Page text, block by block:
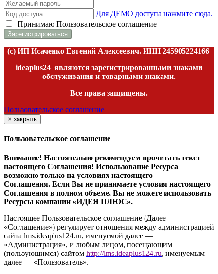
Для ДЕМО доступа нажмите сюда.
Принимаю Пользовательское соглашение
(c) ИП Исаченко Евгений Алексеевич. ИНН245905224166
ideaplus24 являются зарегистрированными знаками
обслуживания и товарными знаками.
Все права защищены.
Пользовательское соглашение
× закрыть
Пользовательское соглашение
Внимание! Настоятельно рекомендуем прочитать текст
настоящего Соглашения! Использование Ресурса
возможно только на условиях настоящего
Соглашения. Если Вы не принимаете условия настоящего
Соглашения в полном объеме, Вы не можете использовать
Ресурсы компании «ИДЕЯ ПЛЮС».
Настоящее Пользовательское соглашение (Далее –
«Соглашение») регулирует отношения между администрацией
сайта lms.ideaplus124.ru, именуемой далее —
«Администрация», и любым лицом, посещающим
(пользующимся) сайтом http://lms.ideaplus124.ru, именуемым
далее — «Пользователь».